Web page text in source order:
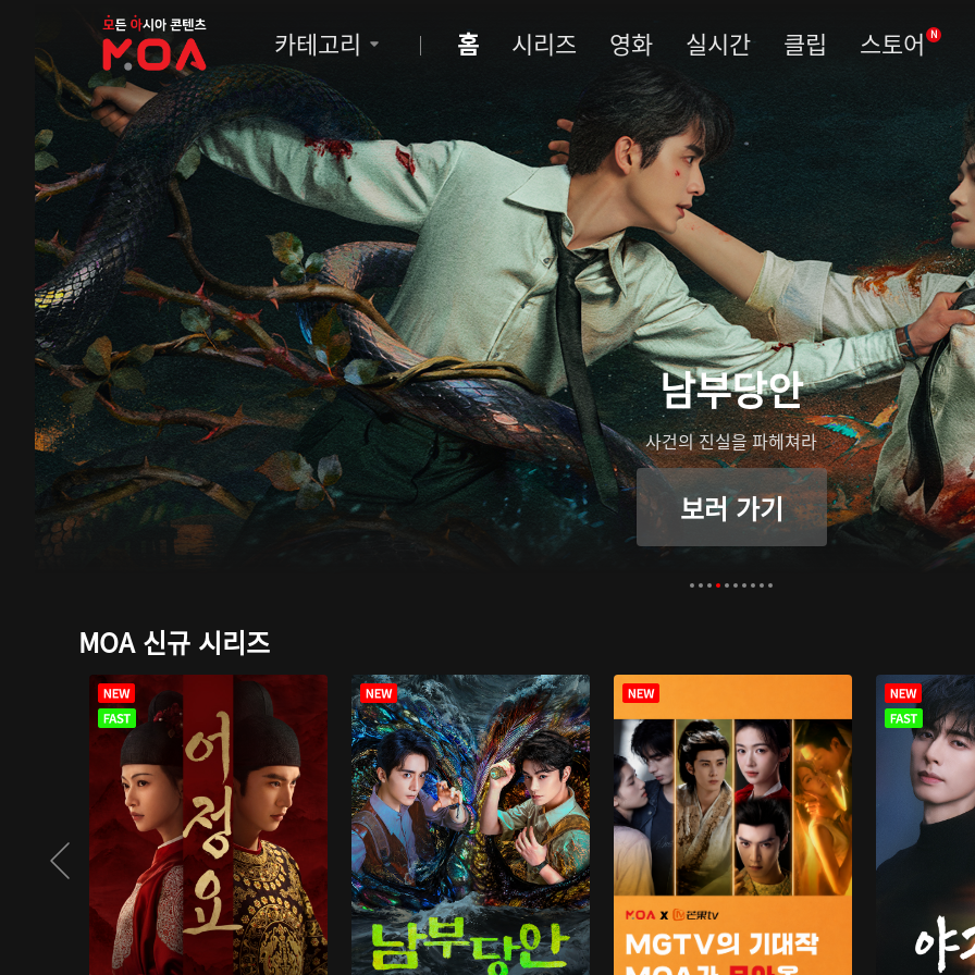
MOA
카테고리 홈 시리즈 영화 실시간 클립 스토어 N
남부당안
사건의 진실을 파헤쳐라
보러 가기
MOA 신규 시리즈